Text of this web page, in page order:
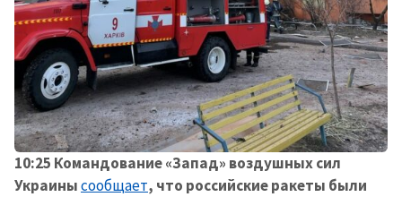
10:25 Командование «Запад» воздушных сил
Украинысообщает, что российские ракеты были